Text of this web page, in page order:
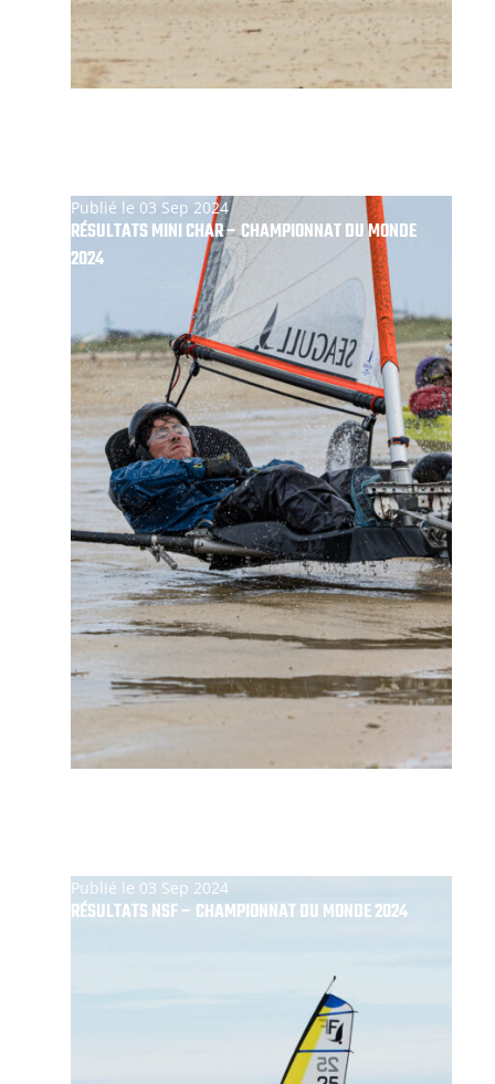
Publié le 03 Sep 2024
RÉSULTATS MINI CHAR – CHAMPIONNAT DU MONDE
2024
Publié le 03 Sep 2024
RÉSULTATS NSF – CHAMPIONNAT DU MONDE 2024